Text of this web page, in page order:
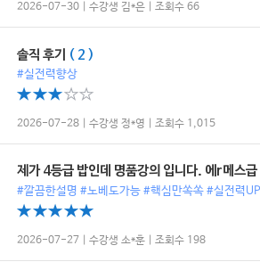
2026-07-30 | 수강생 김*은 | 조회수 66
솔직 후기 ( 2 )
#실전력향상
2026-07-28 | 수강생 정*영 | 조회수 1,015
제가 4등급 밥인데 명품강의 입니다. 에r메스급
#깔끔한설명 #노베도가능 #핵심만쏙쏙 #실전력UP
2026-07-27 | 수강생 소*훈 | 조회수 198